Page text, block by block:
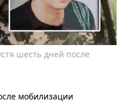
шесть дней после
мобилизации